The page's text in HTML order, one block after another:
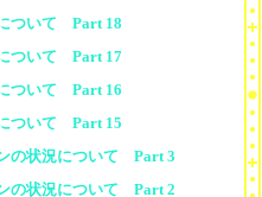
ついて Part 18
ついて Part 17
ついて Part 16
ついて Part 15
の状況について Part 3
の状況について Part 2